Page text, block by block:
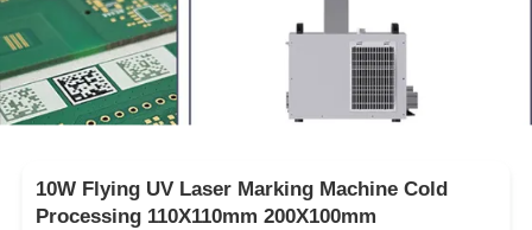
10W Flying UV Laser Marking Machine Cold
Processing 110X110mm 200X100mm